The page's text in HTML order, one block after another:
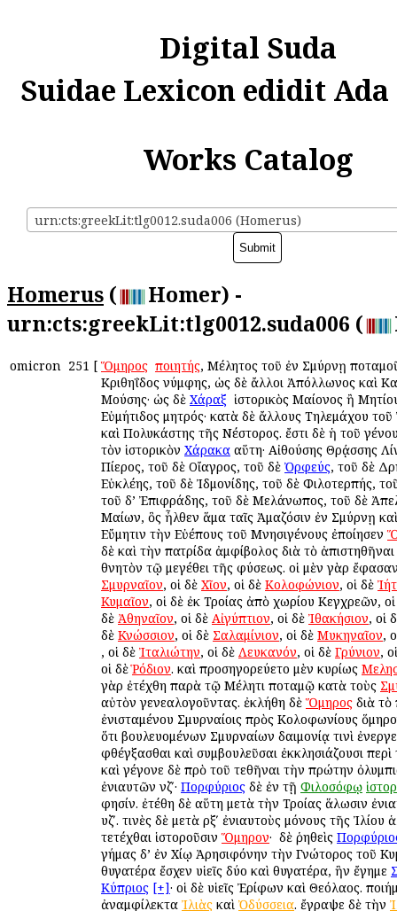
Digital Suda
Suidae Lexicon edidit
Works Catalog
urn:cts:greekLit:tlg0012.suda006 (Homerus)
Homerus (
Homer) -
urn:cts:greekLit:tlg0012.suda006 (
omicron 251 [ Ὅμηρος ποιητής, Μέλητος τοῦ ἐν Σμύρνῃ
Κριθηΐδος νύμφης, ὡς δὲ ἄλλοι Ἀπόλλωνος καὶ
Μούσης· ὡς δὲ Χάραξ ὁ ἱστορικὸς Μαίονος ἢ
Εὐμήτιδος μητρός· κατὰ δὲ ἄλλους Τηλεμάχου
καὶ Πολυκάστης τῆς Νέστορος. ἔστι δὲ ἡ τοῦ
τὸν ἱστορικὸν Χάρακα αὕτη· Αἰθούσης Θρᾴσσης
Πίερος, τοῦ δὲ Οἴαγρος, τοῦ δὲ Ὀρφεύς, τοῦ δὲ
Εὐκλέης, τοῦ δὲ Ἰδμονίδης, τοῦ δὲ Φιλοτερπής,
τοῦ δ’ Ἐπιφράδης, τοῦ δὲ Μελάνωπος, τοῦ δὲ
Μαίων, ὃς ἦλθεν ἅμα ταῖς Ἀμαζόσιν ἐν Σμύρνῃ
Εὔμητιν τὴν Εὐέπους τοῦ Μνησιγένους ἐποίησεν
δὲ καὶ τὴν πατρίδα ἀμφίβολος διὰ τὸ ἀπιστηθῆναι
θνητὸν τῷ μεγέθει τῆς φύσεως. οἱ μὲν γὰρ
Σμυρναῖον, οἱ δὲ Χῖον, οἱ δὲ Κολοφώνιον, οἱ δὲ
Κυμαῖον, οἱ δὲ ἐκ Τροίας ἀπὸ χωρίου Κεγχρεῶν,
δὲ Ἀθηναῖον, οἱ δὲ Αἰγύπτιον, οἱ δὲ Ἰθακήσιον, οἱ
δὲ Κνώσσιον, οἱ δὲ Σαλαμίνιον, οἱ δὲ Μυκηναῖον,
, οἱ δὲ Ἰταλιώτην, οἱ δὲ Λευκανόν, οἱ δὲ Γρύνιον,
οἱ δὲῬόδιον. καὶ προσηγορεύετο μὲν κυρίως
γὰρ ἐτέχθη παρὰ τῷ Μέλητι ποταμῷ κατὰ τοὺς
αὐτὸν γενεαλογοῦντας. ἐκλήθη δὲ Ὅμηρος διὰ
ἐνισταμένου Σμυρναίοις πρὸς Κολοφωνίους
ὅτι βουλευομένων Σμυρναίων δαιμονίᾳ τινὶ
φθέγξασθαι καὶ συμβουλεῦσαι ἐκκλησιάζουσι
καὶ γέγονε δὲ πρὸ τοῦ τεθῆναι τὴν πρώτην
ἐνιαυτῶν νζʹ· Πορφύριος δὲ ἐν τῇ Φιλοσόφῳ
φησίν. ἐτέθη δὲ αὕτη μετὰ τὴν Τροίας ἅλωσιν
υζʹ. τινὲς δὲ μετὰ ρξʹ ἐνιαυτοὺς μόνους τῆς Ἰλίου
τετέχθαι ἱστοροῦσιν Ὅμηρον· ὁ δὲ ῥηθεὶς
γήμας δ’ ἐν Χίῳ Ἀρησιφόνην τὴν Γνώτορος τοῦ
θυγατέρα ἔσχεν υἱεῖς δύο καὶ θυγατέρα, ἣν ἔγημε
Κύπριος [+]· οἱ δὲ υἱεῖς Ἐρίφων καὶ Θεόλαος.
ἀναμφίλεκτα Ἰλιὰς καὶ Ὀδύσσεια. ἔγραψε δὲ τὴν